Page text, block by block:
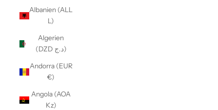
Albanien (ALL
L)
Algerien
(DZD د.ج)
Andorra (EUR
€)
Angola (AOA
Kz)